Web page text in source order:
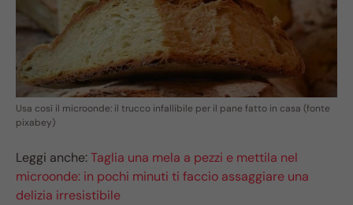
Usa così il microonde: il trucco infallibile per il pane fatto in casa (fonte
pixabey)
Leggi anche:Taglia una mela a pezzi e mettila nel
microonde: in pochi minuti ti faccio assaggiare una
delizia irresistibile